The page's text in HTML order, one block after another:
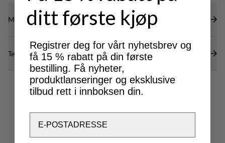
Materialer
Tekniske spesifikasjoner
ditt første kjøp
Registrer deg for vårt nyhetsbrev og
få 15 % rabatt på din første
bestilling. Få nyheter,
produktlanseringer og eksklusive
tilbud rett i innboksen din.